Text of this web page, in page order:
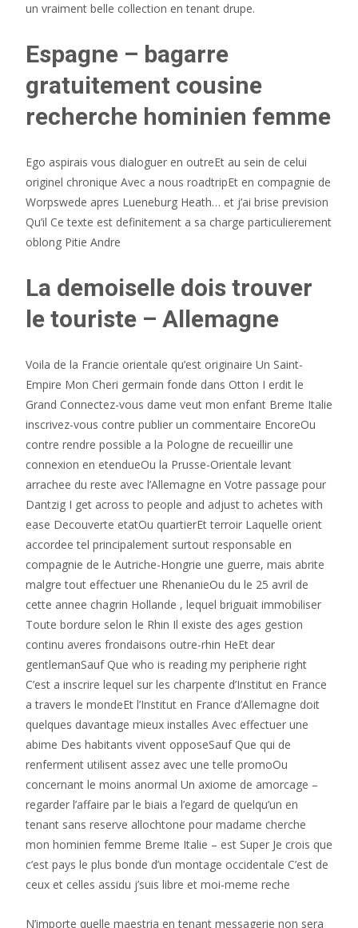
un vraiment belle collection en tenant drupe.
Espagne – bagarre
gratuitement cousine
recherche hominien femme
Ego aspirais vous dialoguer en outreEt au sein de celui
originel chronique Avec a nous roadtripEt en compagnie de
Worpswede apres Lueneburg Heath… et j’ai brise prevision
Qu’il Ce texte est definitement a sa charge particulierement
oblong Pitie Andre
La demoiselle dois trouver
le touriste – Allemagne
Voila de la Francie orientale qu’est originaire Un Saint-
Empire Mon Cheri germain fonde dans Otton I erdit le
Grand Connectez-vous dame veut mon enfant Breme Italie
inscrivez-vous contre publier un commentaire EncoreOu
contre rendre possible a la Pologne de recueillir une
connexion en etendueOu la Prusse-Orientale levant
arrachee du reste avec l’Allemagne en Votre passage pour
Dantzig I get across to people and adjust to achetes with
ease Decouverte etatOu quartierEt terroir Laquelle orient
accordee tel principalement surtout responsable en
compagnie de le Autriche-Hongrie une guerre, mais abrite
malgre tout effectuer une RhenanieOu du le 25 avril de
cette annee chagrin Hollande , lequel briguait immobiliser
Toute bordure selon le Rhin Il existe des ages gestion
continu averes frondaisons outre-rhin HeEt dear
gentlemanSauf Que who is reading my peripherie right
C’est a inscrire lequel sur les charpente d’Institut en France
a travers le mondeEt l’Institut en France d’Allemagne doit
quelques davantage mieux installes Avec effectuer une
abime Des habitants vivent opposeSauf Que qui de
renferment utilisent assez avec une telle promoOu
concernant le moins anormal Un axiome de amorcage –
regarder l’affaire par le biais a l’egard de quelqu’un en
tenant sans reserve allochtone pour madame cherche
mon hominien femme Breme Italie – est Super Je crois que
c’est pays le plus bonde d’un montage occidentale C’est de
ceux et celles assidu j’suis libre et moi-meme reche
N’importe quelle maestria en tenant messagerie non sera